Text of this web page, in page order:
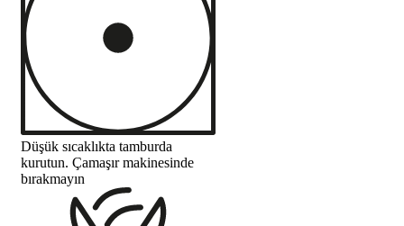
Düşük sıcaklıkta tamburda
kurutun. Çamaşır makinesinde
bırakmayın